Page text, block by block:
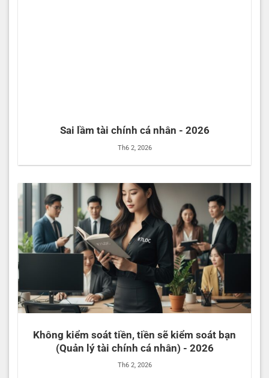
Sai lầm tài chính cá nhân - 2026
Th6 2, 2026
Không kiểm soát tiền, tiền sẽ kiểm soát bạn
(Quản lý tài chính cá nhân) - 2026
Th6 2, 2026